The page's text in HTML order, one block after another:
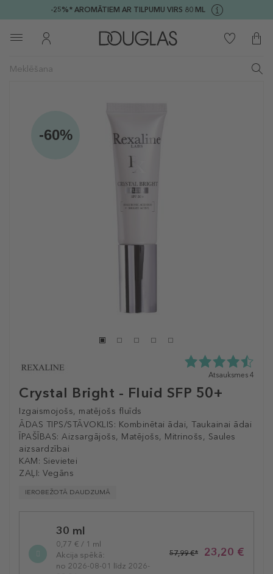
-25%* AROMĀTIEM AR TILPUMU VIRS 80 ML
-60%
Crystal Bright - Fluid SFP 50+
Izgaismojošs, matējošs fluīds
ĀDAS TIPS/STĀVOKLIS: Kombinētai ādai, Taukainai ādai
ĪPAŠĪBAS: Aizsargājošs, Matējošs, Mitrinošs, Saules
aizsardzībai
KAM: Sievietei
ZAĻI: Vegāns
IEROBEŽOTĀ DAUDZUMĀ
4.5
no
4
atsauksmēm
Atsauksmes 4
variation30 ml
0,77 € / 1 ml
Akcija spēkā:
no 2026-08-01 līdz 2026-
23,20 €
57,99 €*